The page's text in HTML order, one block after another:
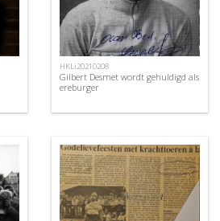
HKLi20210208
Gilbert Desmet wordt gehuldigd als
ereburger